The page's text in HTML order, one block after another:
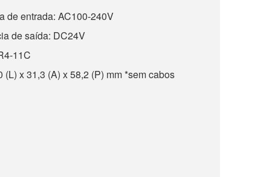
de entrada: AC100-240V
de saída: DC24V
11C
(L) x 31,3 (A) x 58,2 (P) mm *sem cabos